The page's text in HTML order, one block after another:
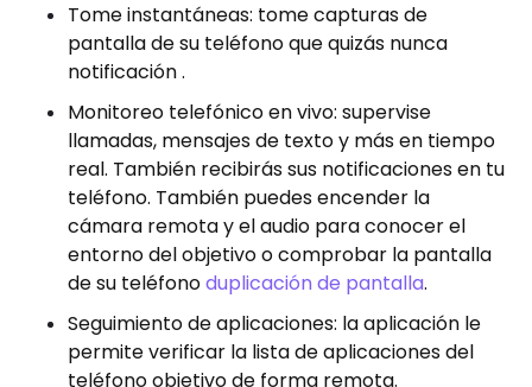
Tome instantáneas: tome capturas de
pantalla de su teléfono que quizás nunca
notificación .
Monitoreo telefónico en vivo: supervise
llamadas, mensajes de texto y más en tiempo
real. También recibirás sus notificaciones en tu
teléfono. También puedes encender la
cámara remota y el audio para conocer el
entorno del objetivo o comprobar la pantalla
de su teléfonoduplicación de pantalla.
Seguimiento de aplicaciones: la aplicación le
permite verificar la lista de aplicaciones del
teléfono objetivo de forma remota.